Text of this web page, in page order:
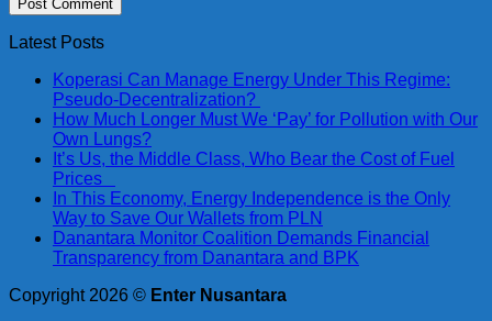
Latest Posts
Koperasi Can Manage Energy Under This Regime:
Pseudo-Decentralization?
How Much Longer Must We ‘Pay’ for Pollution with Our
Own Lungs?
It’s Us, the Middle Class, Who Bear the Cost of Fuel
Prices
In This Economy, Energy Independence is the Only
Way to Save Our Wallets from PLN
Danantara Monitor Coalition Demands Financial
Transparency from Danantara and BPK
Copyright 2026 © Enter Nusantara